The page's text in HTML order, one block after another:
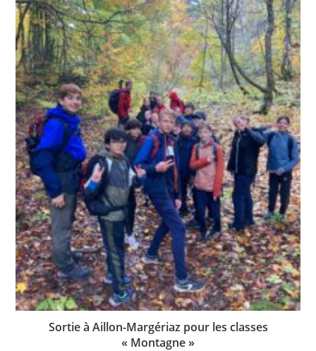
Sortie à Aillon-Margériaz pour les classes
« Montagne »